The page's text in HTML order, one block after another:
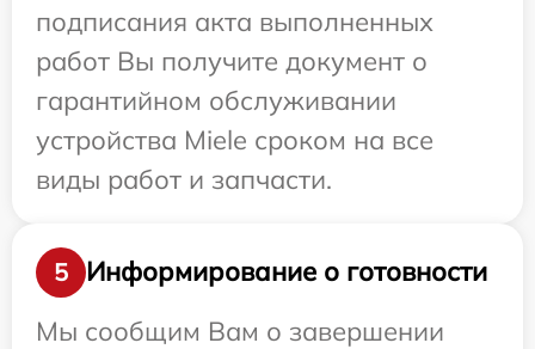
подписания акта выполненных
работ Вы получите документ о
гарантийном обслуживании
устройства Miele сроком на все
виды работ и запчасти.
5
Информирование о готовности
Мы сообщим Вам о завершении